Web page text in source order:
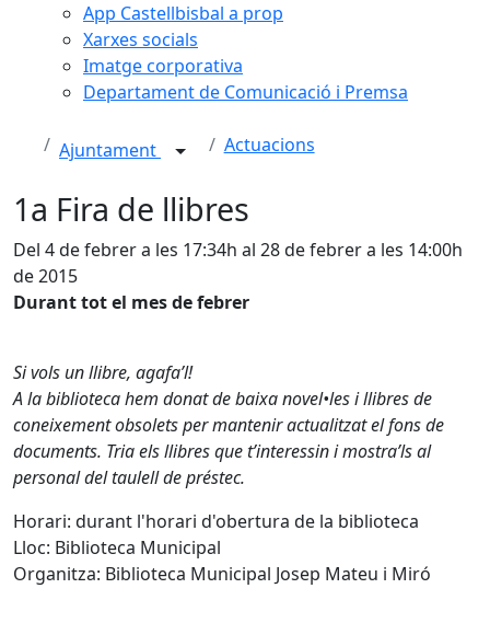
App Castellbisbal a prop
Xarxes socials
Imatge corporativa
Departament de Comunicació i Premsa
Ajuntament Actuacions
1a Fira de llibres
Del 4 de febrer a les 17:34h al 28 de febrer a les 14:00h
de 2015
Durant tot el mes de febrer
Si vols un llibre, agafa’l!
A la biblioteca hem donat de baixa novel•les i llibres de
coneixement obsolets per mantenir actualitzat el fons de
documents. Tria els llibres que t’interessin i mostra’ls al
personal del taulell de préstec.
Horari: durant l'horari d'obertura de la biblioteca
Lloc: Biblioteca Municipal
Organitza: Biblioteca Municipal Josep Mateu i Miró